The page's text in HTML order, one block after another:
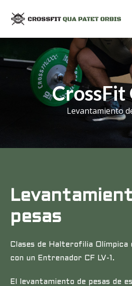
CrossFit
Levantamiento
pesas
Clases de Halterofilia Olímpica
con un Entrenador CF LV-1.
El levantamiento de pesas de